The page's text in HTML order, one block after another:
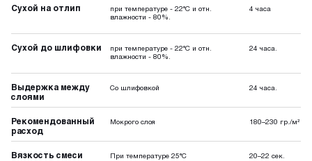
Сухой на отлип
при температуре - 22°C и отн.
влажности - 80%.
4 часа
Сухой до шлифовки
при температуре - 22°C и отн.
влажности - 80%.
24 часа.
Выдержка между
слоями
Со шлифовкой 24 часа.
Рекомендованный
расход
Мокрого слоя 180–230 гр./м²
Вязкость смеси При температуре 25°C
20–22 сек.